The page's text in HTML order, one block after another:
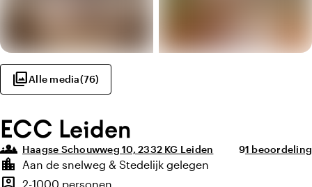
photo_libraryAlle media(76)
ECC Leiden
groups_3 Haagse Schouwweg 10, 2332 KG Leiden Gemiddelde
9Aantal
1 beoordeling
Highlights
location_city
Locatie en omgeving
Aan de snelweg & Stedelijk gelegen
2-1000 personen